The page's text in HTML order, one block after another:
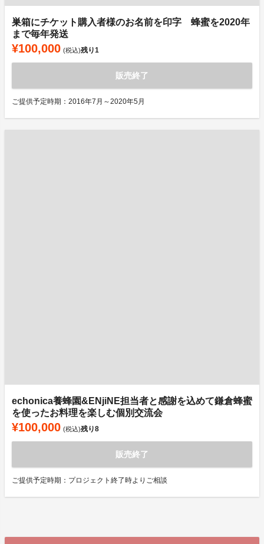
巣箱にチケット購入者様のお名前を印字 蜂蜜を2020年
まで毎年発送
¥100,000 (税込)残り1
販売終了
ご提供予定時期：2016年7月～2020年5月
echonica養蜂園&ENjiNE担当者と感謝を込めて鎌倉蜂蜜
を使ったお料理を楽しむ個別交流会
¥100,000 (税込)残り8
販売終了
ご提供予定時期：プロジェクト終了時よりご相談